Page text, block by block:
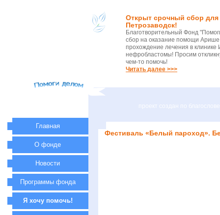
Открыт срочный сбор
Петрозаводск!
Благотворительный Фонд
сбор на оказание помощи Арише
прохождение лечения в клинике
нефробластомы! Просим
чем-то помочь!
Читать далее >>>
проект создан по
Фестиваль «Белый пароход».
Главная
О фонде
Новости
Программы фонда
Я хочу помочь!